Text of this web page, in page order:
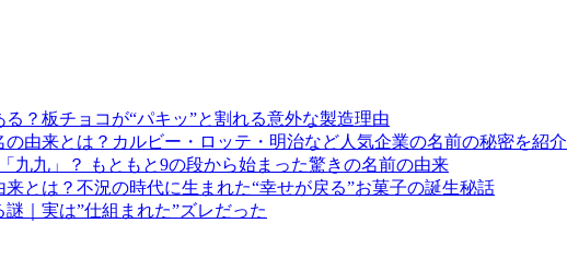
？板チョコが“パキッ”と割れる意外な製造理由
由来とは？カルビー・ロッテ・明治など人気企業の名前の秘密を紹介
九九」？ もともと9の段から始まった驚きの名前の由来
とは？不況の時代に生まれた“幸せが戻る”お菓子の誕生秘話
謎｜実は”仕組まれた”ズレだった